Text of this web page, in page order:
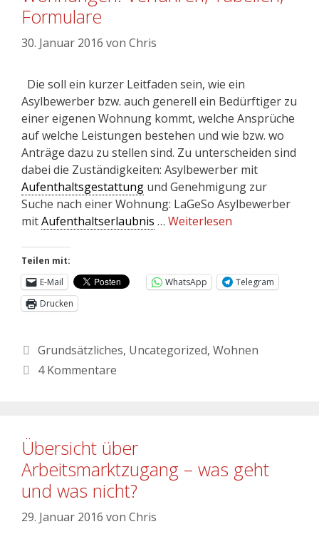
Formulare
30. Januar 2016 von Chris
Die soll ein kurzer Leitfaden sein, wie ein
Asylbewerber bzw. auch generell ein Bedürftiger zu
einer eigenen Wohnung kommt, welche Ansprüche
auf welche Leistungen bestehen und wie bzw. wo
Anträge dazu zu stellen sind. Zu unterscheiden sind
dabei die Zuständigkeiten: Asylbewerber mit
Aufenthaltsgestattung und Genehmigung zur
Suche nach einer Wohnung: LaGeSo Asylbewerber
mitAufenthaltserlaubnis … Weiterlesen
Teilen mit:
E-Mail
WhatsApp
Telegram
Drucken
Grundsätzliches, Uncategorized, Wohnen
4 Kommentare
Übersicht über
Arbeitsmarktzugang – was geht
und was nicht?
29. Januar 2016 von Chris